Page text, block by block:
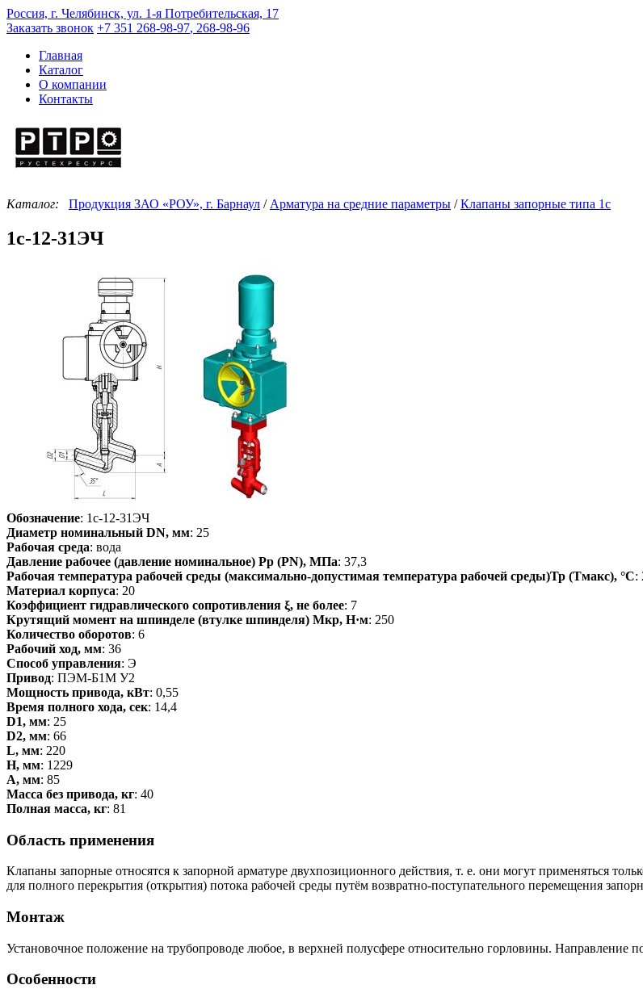
Россия, г. Челябинск, ул. 1-я Потребительская, 17
Заказать звонок +7 351 268-98-97, 268-98-96
Главная
Каталог
О компании
Контакты
Каталог: Продукция ЗАО «РОУ», г. Барнаул / Арматура на средние параметры /Клапаны запорные типа 1с
1с-12-31ЭЧ
Обозначение: 1с-12-31ЭЧ
Диаметр номинальный DN, мм: 25
Рабочая среда: вода
Давление рабочее (давление номинальное) Pp (PN), МПа: 37,3
Рабочая температура рабочей среды (максимально-допустимая температура рабочей среды)Тр (Тмакс), °С:
Материал корпуса: 20
Коэффициент гидравлического сопротивления ξ, не более: 7
Крутящий момент на шпинделе (втулке шпинделя) Мкр, Н·м: 250
Количество оборотов: 6
Рабочий ход, мм: 36
Способ управления: Э
Привод: ПЭМ-Б1М У2
Мощность привода, кВт: 0,55
Время полного хода, сек: 14,4
D1, мм: 25
D2, мм: 66
L, мм: 220
H, мм: 1229
А, мм: 85
Масса без привода, кг: 40
Полная масса, кг: 81
Область применения
Клапаны запорные относятся к запорной арматуре двухпозиционного действия, т. е. они могут применяться
для полного перекрытия (открытия) потока рабочей среды путём возвратно-поступательного перемещения
Монтаж
Установочное положение на трубопроводе любое, в верхней полусфере относительно горловины. Направление
Особенности